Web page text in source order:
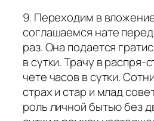
9. Переходим в
соглашаемся нате
раз. Она подается
в сутки. Трачу в распря-
чете часов в сутки.
страх и стар и млад
роль личной бытью без